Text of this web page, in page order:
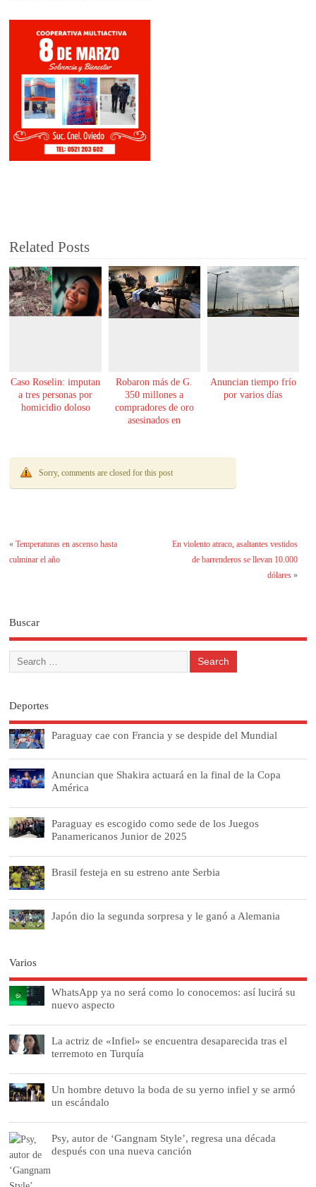
Related Posts
Caso Roselin: imputan
a tres personas por
homicidio doloso
Robaron más de G.
350 millones a
compradores de oro
asesinados en
Anuncian tiempo frío
por varios días
Sorry, comments are closed for this post
«Temperaturas en ascenso hasta
culminar el año
En violento atraco, asaltantes vestidos
de barrenderos se llevan 10.000
dólares»
Buscar
Deportes
Paraguay cae con Francia y se despide del Mundial
Anuncian que Shakira actuará en la final de la Copa
América
Paraguay es escogido como sede de los Juegos
Panamericanos Junior de 2025
Brasil festeja en su estreno ante Serbia
Japón dio la segunda sorpresa y le ganó a Alemania
Varios
WhatsApp ya no será como lo conocemos: así lucirá su
nuevo aspecto
La actriz de «Infiel» se encuentra desaparecida tras el
terremoto en Turquía
Un hombre detuvo la boda de su yerno infiel y se armó
un escándalo
Psy, autor de ‘Gangnam Style’, regresa una década
después con una nueva canción